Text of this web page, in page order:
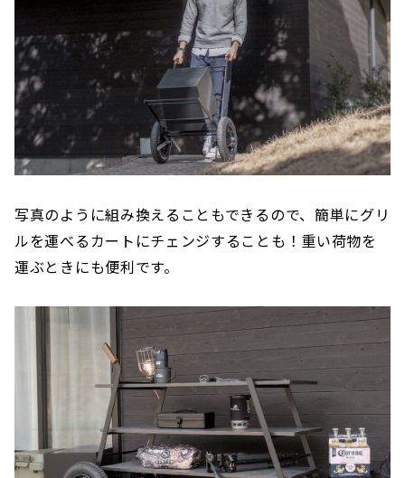
写真のように組み換えることもできるので、簡単にグリ
ルを運べるカートにチェンジすることも！重い荷物を
運ぶときにも便利です。